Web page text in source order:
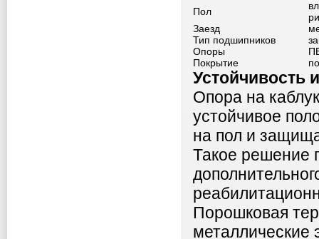
Пол
Заезд
Тип подшипников
Опоры
Покрытие
Устойчивость
Опора на
устойчивое
на пол и
Такое решение
Порошковая
металлические